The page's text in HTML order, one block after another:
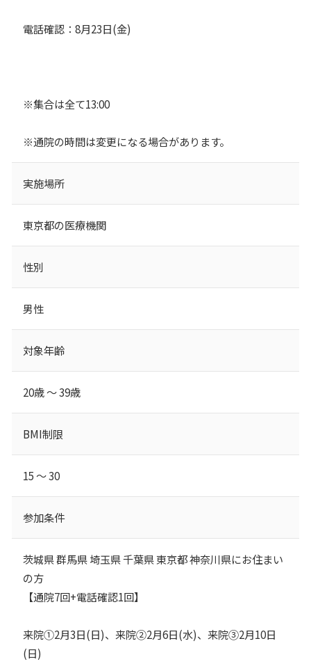
電話確認：8月23日(金)
※集合は全て13:00
※通院の時間は変更になる場合があります。
実施場所
東京都の医療機関
性別
男性
対象年齢
20歳 ～ 39歳
BMI制限
15 ～ 30
参加条件
茨城県 群馬県 埼玉県 千葉県 東京都 神奈川県にお住まい
の方
【通院7回+電話確認1回】
来院①2月3日(日)、来院②2月6日(水)、来院③2月10日
(日)